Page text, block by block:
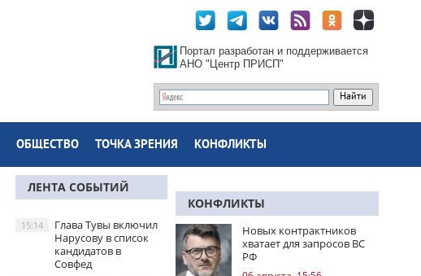
Портал разработан и поддерживается
АНО "Центр ПРИСП"
ОБЩЕСТВО ТОЧКА ЗРЕНИЯ КОНФЛИКТЫ
ЛЕНТА СОБЫТИЙ
Глава Тувы включил
Нарусову в список
кандидатов в
Совфед
15:14
КОНФЛИКТЫ
Новых контрактников
хватает для запросов ВС
РФ